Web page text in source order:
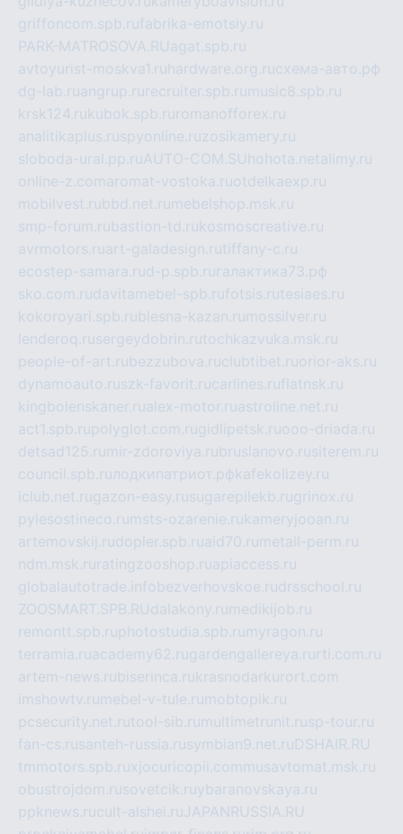
griffoncom.spb.rufabrika-emotsiy.ru
PARK-MATROSOVA.RUagat.spb.ru
avtoyurist-moskva1.ru hardware.org.ruсхема-авто.рф
dg-lab.ruangrup.ru recruiter.spb.ru music8.spb.ru
krsk124.rukubok.spb.ru romanofforex.ru
analitikaplus.ruspyonline.ruzosikamery.ru
sloboda-ural.pp.ruAUTO-COM.SU hohota.net alimy.ru
online-z.comaromat-vostoka.ruotdelkaexp.ru
mobilvest.rubbd.net.ru mebelshop.msk.ru
smp-forum.rubastion-td.rukosmoscreative.ru
avrmotors.ruart-galadesign.rutiffany-c.ru
ecostep-samara.rud-p.spb.ru галактика73.рф
sko.com.rudavitamebel-spb.rufotsis.rutesiaes.ru
kokoroyari.spb.rublesna-kazan.ru mossilver.ru
lenderoq.rusergeydobrin.rutochkazvuka.msk.ru
people-of-art.rubezzubova.ruclubtibet.ruorior-aks.ru
dynamoauto.ruszk-favorit.rucarlines.ruflatnsk.ru
kingbolenskaner.rualex-motor.ruastroline.net.ru
act1.spb.rupolyglot.com.rugidlipetsk.ruooo-driada.ru
detsad125.ru mir-zdoroviya.rubruslanovo.rusiterem.ru
council.spb.ruлодкипатриот.рфkafekolizey.ru
iclub.net.rugazon-easy.rusugarepilekb.rugrinox.ru
pylesostineco.ru msts-ozarenie.rukameryjooan.ru
artemovskij.rudopler.spb.ruaid70.ru metall-perm.ru
ndm.msk.ru ratingzooshop.ruapiaccess.ru
globalautotrade.info bezverhovskoe.rudrsschool.ru
ZOOSMART.SPB.RUdalakony.ru medikijob.ru
remontt.spb.ruphotostudia.spb.ru myragon.ru
terramia.ruacademy62.rugardengallereya.ru rti.com.ru
artem-news.rubiserinca.rukrasnodarkurort.com
imshowtv.ru mebel-v-tule.ru mobtopik.ru
pcsecurity.net.rutool-sib.ru multimetrunit.rusp-tour.ru
fan-cs.rusanteh-russia.rusymbian9.net.ruDSHAIR.RU
tmmotors.spb.ruxjocuricopii.com musavtomat.msk.ru
obustrojdom.rusovetcik.ruybaranovskaya.ru
ppknews.rucult-alshei.ruJAPANRUSSIA.RU